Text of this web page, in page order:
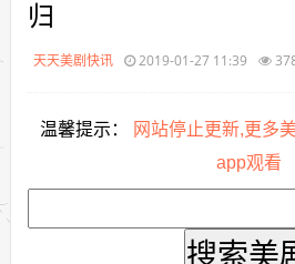
归
天天美剧快讯 2019-01-27 11:39
温馨提示：
网站停止更新,更多
app观看